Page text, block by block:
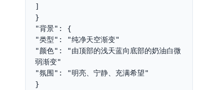
]
}
"背景": {
"类型": "纯净天空渐变"
"颜色": "由顶部的浅天蓝向底部的奶油白微
弱渐变"
"氛围": "明亮、宁静、充满希望"
}